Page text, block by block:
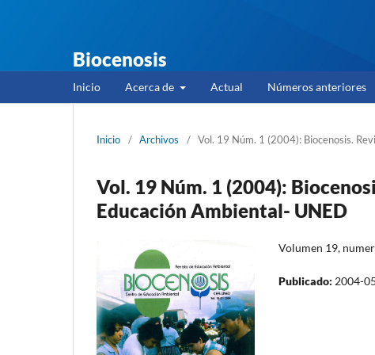
Biocenosis
Inicio Acerca de Actual Números anteriores
Inicio / Archivos / Vol. 19 Núm. 1 (2004): Biocenosis.
Vol. 19 Núm. 1 (2004):
Educación Ambiental- UNED
Volumen 19,
Publicado: 2004-